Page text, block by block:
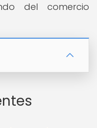
del comercio